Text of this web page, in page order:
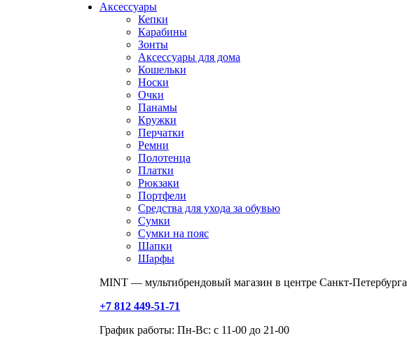
Аксессуары
Кепки
Карабины
Зонты
Аксессуары для дома
Кошельки
Носки
Очки
Панамы
Кружки
Перчатки
Ремни
Полотенца
Платки
Рюкзаки
Портфели
Средства для ухода за обувью
Сумки
Сумки на пояс
Шапки
Шарфы
MINT — мультибрендовый магазин в центре Санкт-Петербурга
+7 812 449-51-71
График работы: Пн-Вс: с 11-00 до 21-00